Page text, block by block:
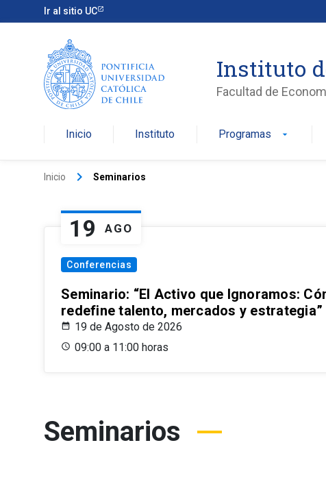
Ir al sitio UC
Instituto
Facultad de
Inicio Instituto Programas arrow_drop_down
Inicio keyboard_arrow_right Seminarios
19 AGO
Conferencias
Seminario: “El Activo que Ignoramos:
redefine talento, mercados y estrategia”
19 de Agosto de 2026
09:00 a 11:00 horas
Seminarios